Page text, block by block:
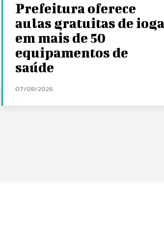
Prefeitura oferece
aulas gratuitas de ioga
em mais de 50
equipamentos de
saúde
07/08/2026